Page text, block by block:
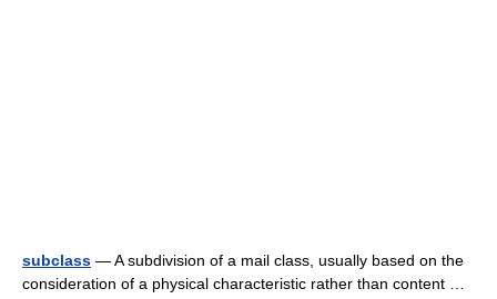
subclass — A subdivision of a mail class, usually based on the
consideration of a physical characteristic rather than content …